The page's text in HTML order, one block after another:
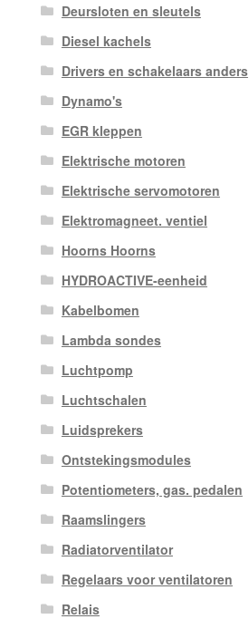
Deursloten en sleutels
Diesel kachels
Drivers en schakelaars anders
Dynamo's
EGR kleppen
Elektrische motoren
Elektrische servomotoren
Elektromagneet. ventiel
Hoorns Hoorns
HYDROACTIVE-eenheid
Kabelbomen
Lambda sondes
Luchtpomp
Luchtschalen
Luidsprekers
Ontstekingsmodules
Potentiometers, gas. pedalen
Raamslingers
Radiatorventilator
Regelaars voor ventilatoren
Relais